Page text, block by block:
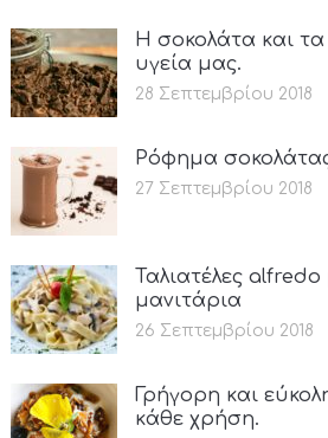
Η σοκολάτα και
υγεία μας.
28 Σεπτεμβρίου 2018
Ρόφημα
27 Σεπτεμβρίου 2018
Ταλιατέλες
μανιτάρια
26 Σεπτεμβρίου 2018
Γρήγορη και
κάθε χρήση.